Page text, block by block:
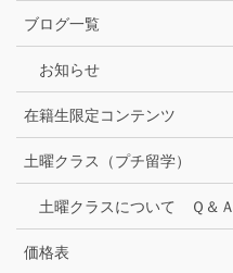
ブログ一覧
お知らせ
在籍生限定コンテンツ
土曜クラス（プチ留学）
土曜クラスについて Ｑ＆Ａ
価格表